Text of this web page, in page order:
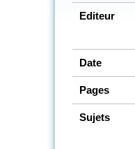
Editeur
Date
Pages
Sujets